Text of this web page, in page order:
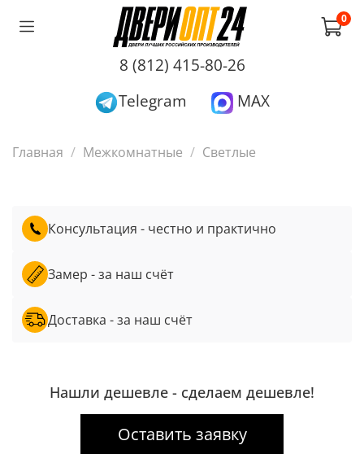
0
8 (812) 415-80-26
Telegram
MAX
Главная Межкомнатные Светлые
Консультация - честно и практично
Замер - за наш счёт
Доставка - за наш счёт
Нашли дешевле - сделаем дешевле!
Оставить заявку